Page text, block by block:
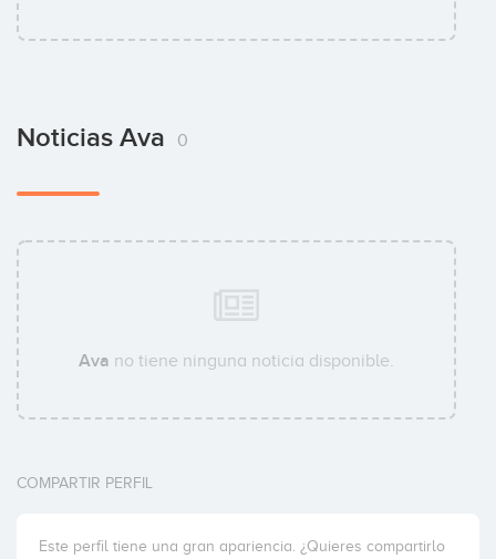
Noticias Ava 0
Ava no tiene ninguna noticia disponible.
COMPARTIR PERFIL
Este perfil tiene una gran apariencia. ¿Quieres compartirlo